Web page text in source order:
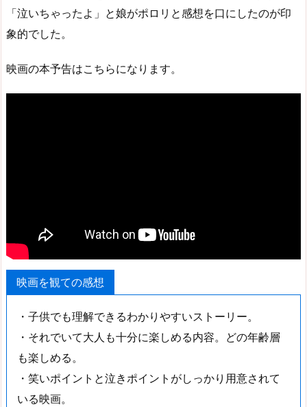
「泣いちゃったよ」と娘がポロリと感想を口にしたのが印
象的でした。
映画の本予告はこちらになります。
映画を観ての感想
・子供でも理解できるわかりやすいストーリー。
・それでいて大人も十分に楽しめる内容。どの年齢層
も楽しめる。
・笑いポイントと泣きポイントがしっかり用意されて
いる映画。